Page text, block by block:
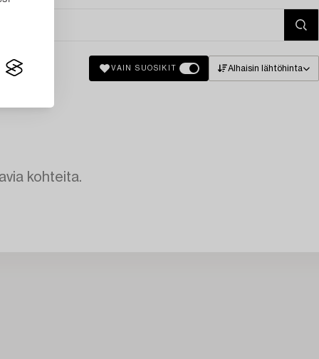
VAIN SUOSIKIT Alhaisin lähtöhinta
kohteita.